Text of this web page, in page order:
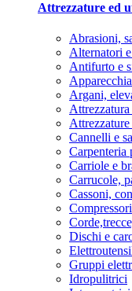
Attrezzature ed
Abrasioni,
Alternatori
Antifurto e
Argani,
Cannelli e
Carpenteria
Carriole e
Carrucole,
Cassoni,
Compressori
Dischi e
Gruppi
Idropulitrici